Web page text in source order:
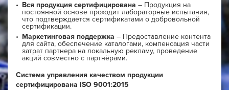
Вся продукция сертифицирована – Продукция на
постоянной основе проходит лабораторные испытания,
что подтверждается сертификатами о добровольной
сертификации.
Маркетинговая поддержка – Предоставление контента
для сайта, обеспечение каталогами, компенсация части
затрат партнера на локальную рекламу, проведение
акций совместно с партнёрами.
Система управления качеством продукции
сертифицирована ISO 9001:2015